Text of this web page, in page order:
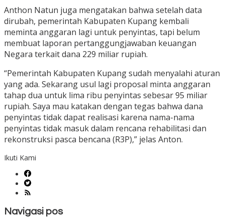
Anthon Natun juga mengatakan bahwa setelah data
dirubah, pemerintah Kabupaten Kupang kembali
meminta anggaran lagi untuk penyintas, tapi belum
membuat laporan pertanggungjawaban keuangan
Negara terkait dana 229 miliar rupiah.
“Pemerintah Kabupaten Kupang sudah menyalahi aturan
yang ada. Sekarang usul lagi proposal minta anggaran
tahap dua untuk lima ribu penyintas sebesar 95 miliar
rupiah. Saya mau katakan dengan tegas bahwa dana
penyintas tidak dapat realisasi karena nama-nama
penyintas tidak masuk dalam rencana rehabilitasi dan
rekonstruksi pasca bencana (R3P),” jelas Anton.
Ikuti Kami
Navigasi pos